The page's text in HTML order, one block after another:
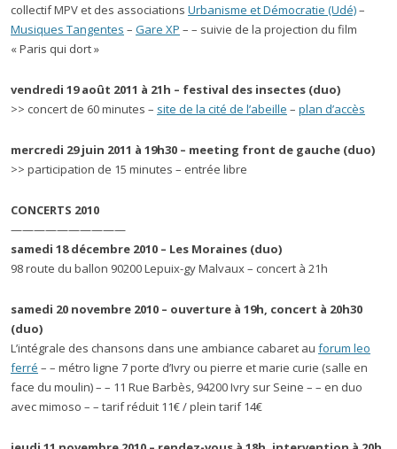
collectif MPV et des associations Urbanisme et Démocratie (Udé)–
Musiques Tangentes – Gare XP – – suivie de la projection du film
« Paris qui dort »
vendredi 19 août 2011 à 21h – festival des insectes (duo)
>> concert de 60 minutes – site de la cité de l’abeille – plan d’accès
mercredi 29 juin 2011 à 19h30 – meeting front de gauche (duo)
>> participation de 15 minutes – entrée libre
CONCERTS 2010
——————————
samedi 18 décembre 2010 – Les Moraines (duo)
98 route du ballon 90200 Lepuix-gy Malvaux – concert à 21h
samedi 20 novembre 2010 – ouverture à 19h, concert à 20h30
(duo)
L’intégrale des chansons dans une ambiance cabaret au forum leo
ferré – – métro ligne 7 porte d’Ivry ou pierre et marie curie (salle en
face du moulin) – – 11 Rue Barbès, 94200 Ivry sur Seine – – en duo
avec mimoso – – tarif réduit 11€ / plein tarif 14€